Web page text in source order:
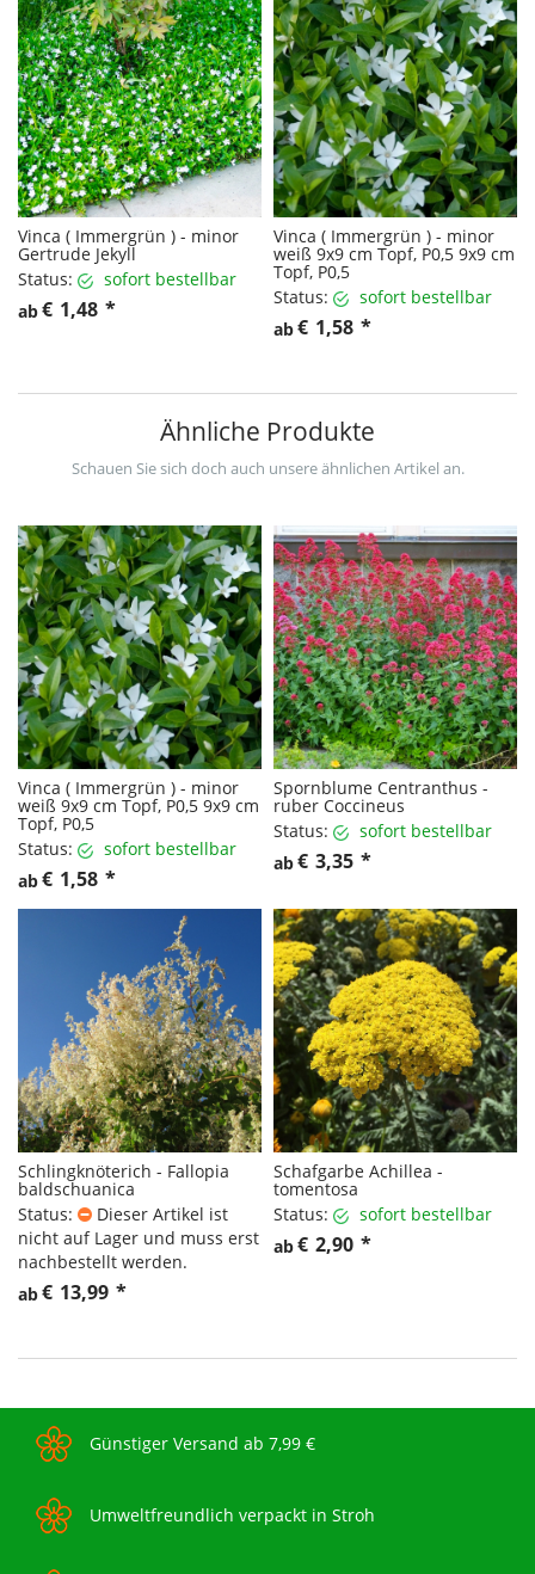
Vinca ( Immergrün ) - minor
Gertrude Jekyll
Status:
sofort bestellbar
ab€ 1,48 *
Vinca ( Immergrün ) - minor
weiß 9x9 cm Topf, P0,5 9x9 cm
Topf, P0,5
Status:
sofort bestellbar
ab€ 1,58 *
Ähnliche Produkte
Schauen Sie sich doch auch unsere ähnlichen Artikel an.
Vinca ( Immergrün ) - minor
weiß 9x9 cm Topf, P0,5 9x9 cm
Topf, P0,5
Status:
sofort bestellbar
ab€ 1,58 *
Spornblume Centranthus -
ruber Coccineus
Status:
sofort bestellbar
ab€ 3,35 *
Schlingknöterich - Fallopia
baldschuanica
Status:
Dieser Artikel ist
nicht auf Lager und muss erst
nachbestellt werden.
ab€ 13,99 *
Schafgarbe Achillea -
tomentosa
Status:
sofort bestellbar
ab€ 2,90 *
Günstiger Versand ab 7,99 €
Umweltfreundlich verpackt in Stroh